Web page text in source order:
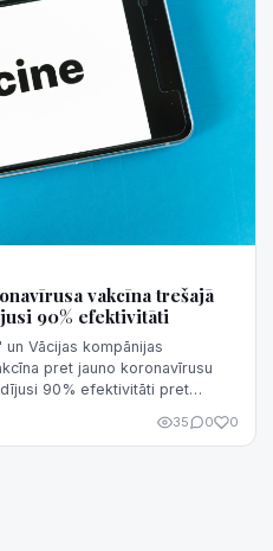
vakcīna trešajā
90% efektivitāti
Vācijas kompānijas
pret jauno koronavīrusu
90% efektivitāti pret
35 0 0